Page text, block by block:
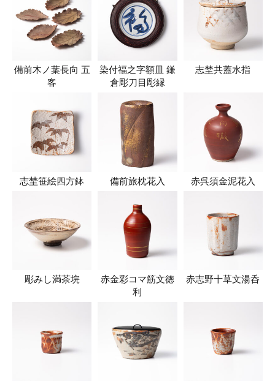
備前木ノ葉長向 五
客
染付福之字額皿 鎌
倉彫刀目彫縁
志埜共蓋水指
志埜笹絵四方鉢 備前旅枕花入 赤呉須金泥花入
彫みし満茶垸
赤金彩コマ筋文徳
利
赤志野十草文湯呑